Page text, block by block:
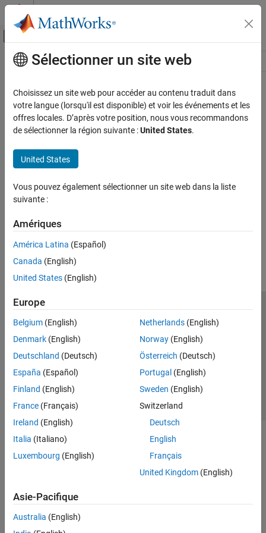
Passer au contenu
Activer/désactiver l'affichage du menu
Ressource
Contenu principal
Sélectionner un site web
Choisissez un site web pour accéder au contenu traduit dans
votre langue (lorsqu'il est disponible) et voir les événements et les
offres locales. D’après votre position, nous vous recommandons
de sélectionner la région suivante :United States.
United States
Vous pouvez également sélectionner un site web dans la liste
suivante :
Amériques
América Latina (Español)
Canada (English)
United States (English)
Europe
Belgium (English)
Denmark (English)
Deutschland (Deutsch)
España (Español)
Finland (English)
France (Français)
Ireland (English)
Italia (Italiano)
Luxembourg (English)
Netherlands(English)
Norway(English)
Österreich (Deutsch)
Portugal (English)
Sweden (English)
Switzerland
Deutsch
English
Français
United Kingdom(English)
Asie-Pacifique
Australia (English)
Lutte anti-piratage
Contacts locaux
© 1994-2026 The MathWorks, Inc.